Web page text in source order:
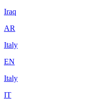
Iraq
AR
Italy
EN
Italy
IT